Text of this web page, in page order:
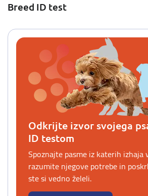
Breed ID test
Odkrijte izvor svojega
ID testom
Spoznajte pasme iz katerih izhaja
razumite njegove potrebe in
ste si vedno želeli.